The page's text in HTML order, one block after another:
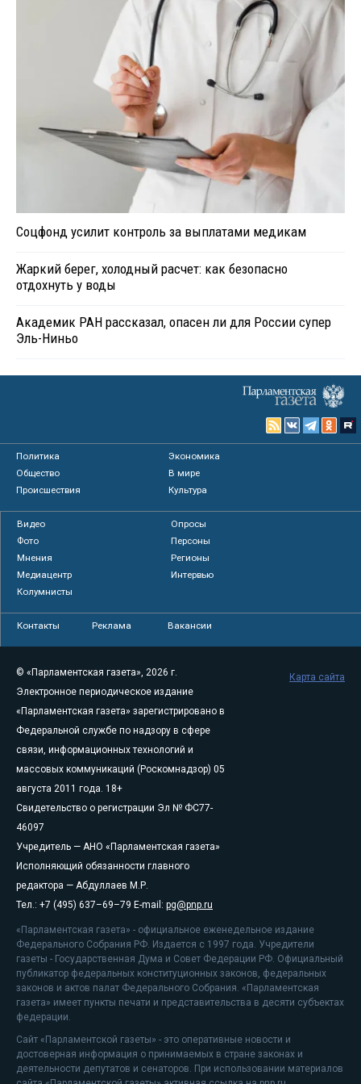
Соцфонд усилит контроль за выплатами медикам
Жаркий берег, холодный расчет: как безопасно
отдохнуть у воды
Академик РАН рассказал, опасен ли для России супер
Эль-Ниньо
Политика
Экономика
Общество
В мире
Происшествия
Культура
Видео
Опросы
Фото
Персоны
Мнения
Регионы
Медиацентр
Интервью
Колумнисты
Контакты Реклама Вакансии
© «Парламентская газета», 2026 г.
Электронное периодическое издание
«Парламентская газета» зарегистрировано в
Федеральной службе по надзору в сфере
связи, информационных технологий и
массовых коммуникаций (Роскомнадзор) 05
августа 2011 года. 18+
Свидетельство о регистрации Эл № ФС77-
46097
Учредитель — АНО «Парламентская газета»
Исполняющий обязанности главного
редактора — Абдуллаев М.Р.
Тел.: +7 (495) 637–69–79 E-mail: pg@pnp.ru
«Парламентская газета» - официальное еженедельное издание
Федерального Собрания РФ. Издается с 1997 года. Учредители
газеты - Государственная Дума и Совет Федерации РФ. Официальный
публикатор федеральных конституционных законов, федеральных
законов и актов палат Федерального Собрания. «Парламентская
газета» имеет пункты печати и представительства в десяти субъектах
федерации.
Сайт «Парламентской газеты» - это оперативные новости и
достоверная информация о принимаемых в стране законах и
деятельности депутатов и сенаторов. При использовании материалов
Карта сайта